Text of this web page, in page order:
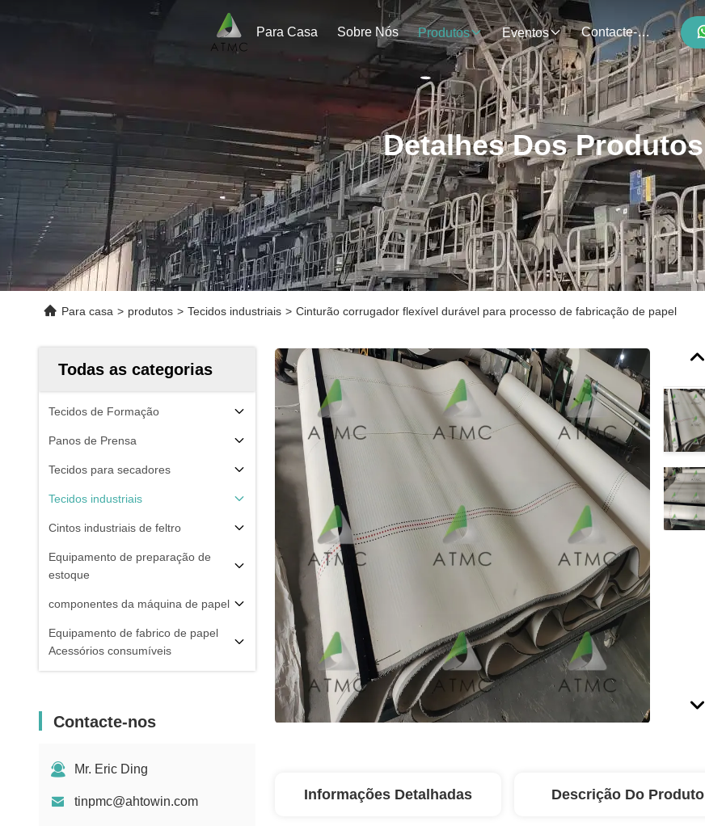
Para Casa Sobre Nós Produtos Eventos Contacte-Nos
Detalhes Dos Produtos
Para casa > produtos > Tecidos industriais > Cinturão corrugador flexível durável para processo de fabricação de papel
Todas as categorias
Tecidos de Formação
Panos de Prensa
Tecidos para secadores
Tecidos industriais
Cintos industriais de feltro
Equipamento de preparação de
estoque
componentes da máquina de papel
Equipamento de fabrico de papel
Acessórios consumíveis
Contacte-nos
Mr. Eric Ding
tinpmc@ahtowin.com Informações Detalhadas Descrição Do Produto